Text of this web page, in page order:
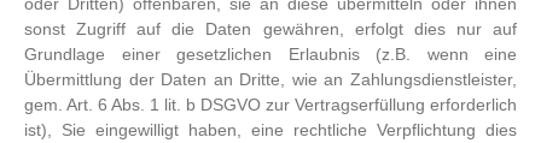
sonst Zugriff auf die Daten gewähren, erfolgt dies nur auf
Grundlage einer gesetzlichen Erlaubnis (z.B. wenn eine
Übermittlung der Daten an Dritte, wie an Zahlungsdienstleister,
gem. Art. 6 Abs. 1 lit. b DSGVO zur Vertragserfüllung erforderlich
ist), Sie eingewilligt haben, eine rechtliche Verpflichtung dies